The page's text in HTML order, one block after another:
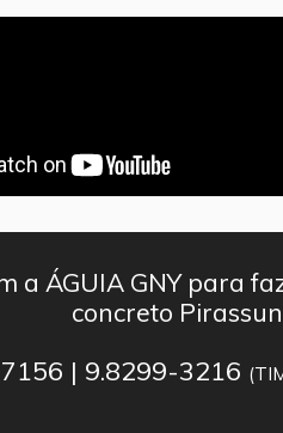
a ÁGUIA GNY para
concreto
| 9.8299-3216